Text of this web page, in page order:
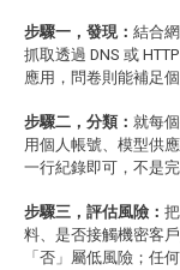
步驟一，發現： 結合
抓取透過 DNS 或
應用，問卷則能補足
步驟二，分類： 就每
用個人帳號、模型供
一行紀錄即可，不是完
步驟三，評估風險：
料、是否接觸機密客
「否」屬低風險；任